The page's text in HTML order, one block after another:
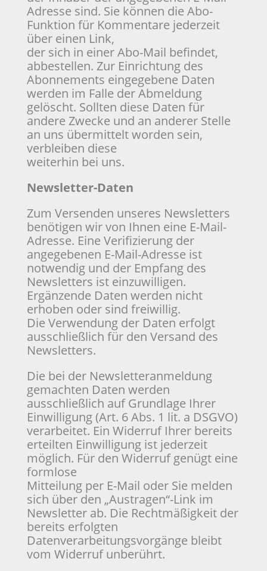
Adresse sind. Sie können die Abo-
Funktion für Kommentare jederzeit
über einen Link,
der sich in einer Abo-Mail befindet,
abbestellen. Zur Einrichtung des
Abonnements eingegebene Daten
werden im Falle der Abmeldung
gelöscht. Sollten diese Daten für
andere Zwecke und an anderer Stelle
an uns übermittelt worden sein,
verbleiben diese
weiterhin bei uns.
Newsletter-Daten
Zum Versenden unseres Newsletters
benötigen wir von Ihnen eine E-Mail-
Adresse. Eine Verifizierung der
angegebenen E-Mail-Adresse ist
notwendig und der Empfang des
Newsletters ist einzuwilligen.
Ergänzende Daten werden nicht
erhoben oder sind freiwillig.
Die Verwendung der Daten erfolgt
ausschließlich für den Versand des
Newsletters.
Die bei der Newsletteranmeldung
gemachten Daten werden
ausschließlich auf Grundlage Ihrer
Einwilligung (Art. 6 Abs. 1 lit. a DSGVO)
verarbeitet. Ein Widerruf Ihrer bereits
erteilten Einwilligung ist jederzeit
möglich. Für den Widerruf genügt eine
formlose
Mitteilung per E-Mail oder Sie melden
sich über den „Austragen“-Link im
Newsletter ab. Die Rechtmäßigkeit der
bereits erfolgten
Datenverarbeitungsvorgänge bleibt
vom Widerruf unberührt.